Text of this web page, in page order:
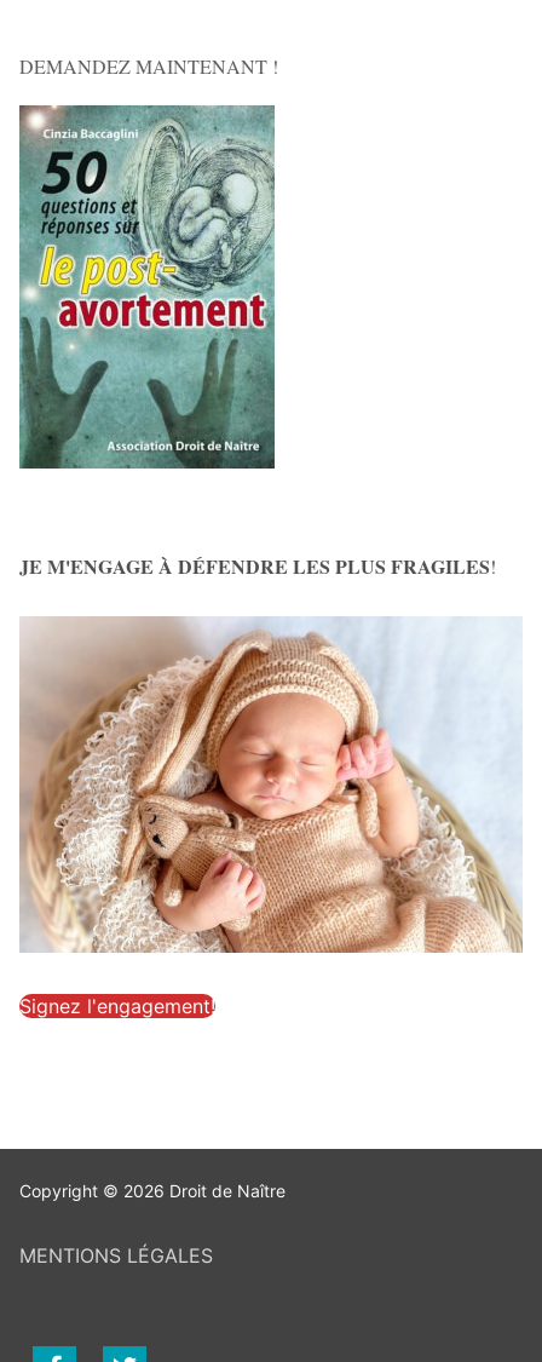
DEMANDEZ MAINTENANT !
JE M'ENGAGE À DÉFENDRE LES PLUS FRAGILES!
Signez l'engagement!
Copyright © 2026 Droit de Naître
MENTIONS LÉGALES